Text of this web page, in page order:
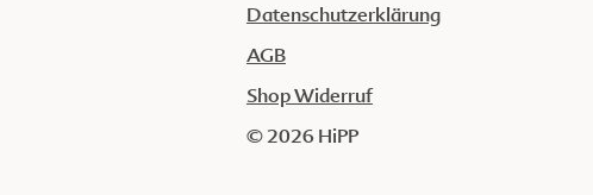
Datenschutzerklärung
AGB
Shop Widerruf
© 2026 HiPP